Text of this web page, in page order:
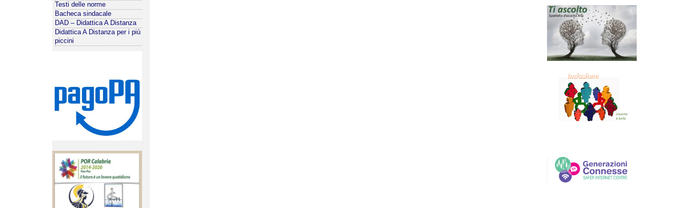
Testi delle norme
Bacheca sindacale
DAD – Didattica A Distanza
Didattica A Distanza per i più
piccini